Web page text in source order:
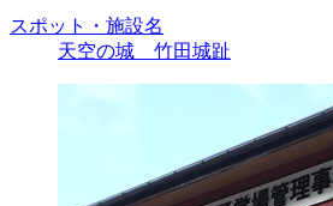
スポット・施設名
天空の城 竹田城趾